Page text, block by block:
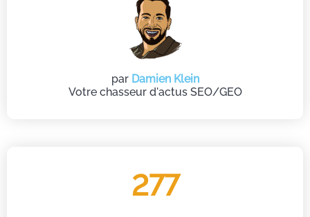
par Damien Klein
Votre chasseur d'actus SEO/GEO
277